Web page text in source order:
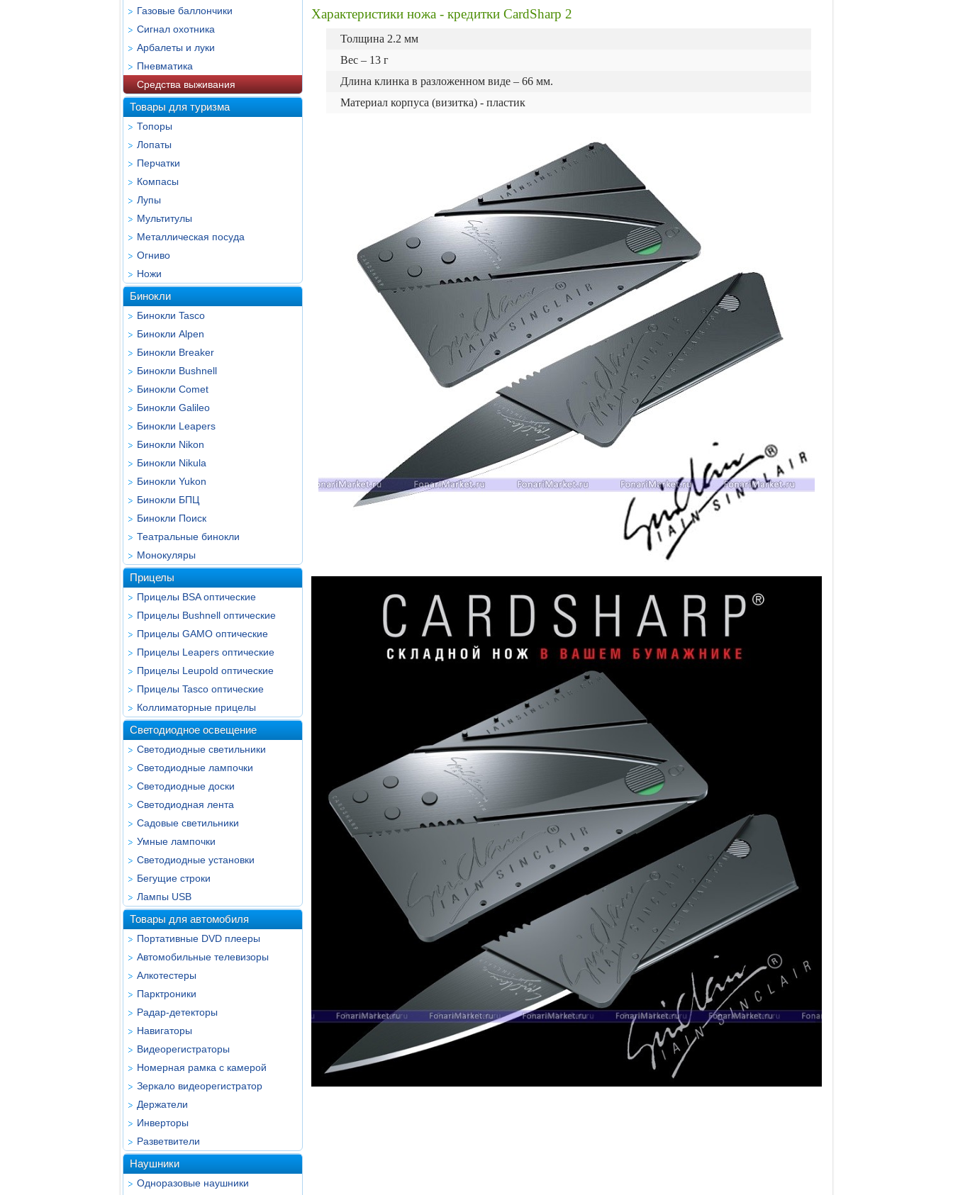
Газовые баллончики
Сигнал охотника
Арбалеты и луки
Пневматика
Средства выживания
Товары для туризма
Топоры
Лопаты
Перчатки
Компасы
Лупы
Мультитулы
Металлическая посуда
Огниво
Ножи
Бинокли
Бинокли Tasco
Бинокли Alpen
Бинокли Breaker
Бинокли Bushnell
Бинокли Comet
Бинокли Galileo
Бинокли Leapers
Бинокли Nikon
Бинокли Nikula
Бинокли Yukon
Бинокли БПЦ
Бинокли Поиск
Театральные бинокли
Монокуляры
Прицелы
Прицелы BSA оптические
Прицелы Bushnell оптические
Прицелы GAMO оптические
Прицелы Leapers оптические
Прицелы Leupold оптические
Прицелы Tasco оптические
Коллиматорные прицелы
Светодиодное освещение
Светодиодные светильники
Светодиодные лампочки
Светодиодные доски
Светодиодная лента
Садовые светильники
Умные лампочки
Светодиодные установки
Бегущие строки
Лампы USB
Товары для автомобиля
Портативные DVD плееры
Автомобильные телевизоры
Алкотестеры
Парктроники
Радар-детекторы
Навигаторы
Видеорегистраторы
Номерная рамка с камерой
Зеркало видеорегистратор
Держатели
Инверторы
Разветвители
Наушники
Одноразовые наушники
Характеристики ножа - кредитки CardSharp 2
Толщина 2.2 мм
Вес – 13 г
Длина клинка в разложенном виде – 66 мм.
Материал корпуса (визитка) - пластик